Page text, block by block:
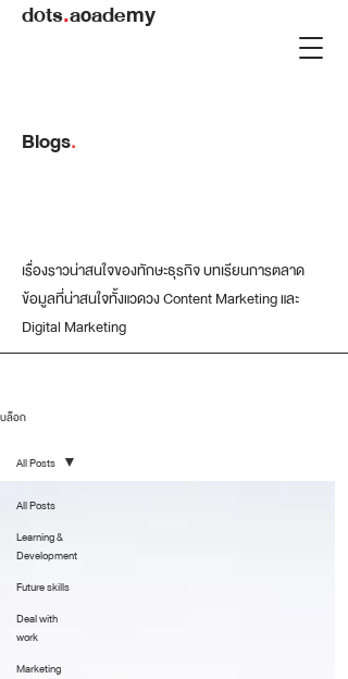
dots.academy
Blogs.
เรื่องราวน่าสนใจของทักษะธุรกิจ บทเรียนการตลาด
ข้อมูลที่น่าสนใจทั้งแวดวง Content Marketing และ
Digital Marketing
บล็อก
All Posts
Learning &
Development
Future skills
Deal with
work
Marketing
All Posts